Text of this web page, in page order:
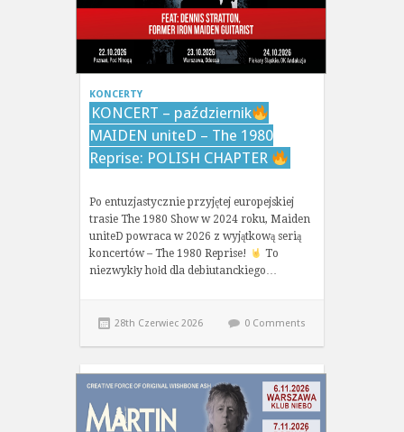
KONCERTY
KONCERT – październik
MAIDEN uniteD – The 1980
Reprise: POLISH CHAPTER
Po entuzjastycznie przyjętej europejskiej
trasie The 1980 Show w 2024 roku, Maiden
uniteD powraca w 2026 z wyjątkową serią
koncertów – The 1980 Reprise!
To
niezwykły hołd dla debiutanckiego…
28th Czerwiec 2026 0 Comments